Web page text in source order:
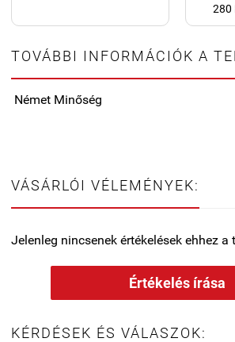
280
TOVÁBBI INFORMÁCIÓK A
Német Minőség
VÁSÁRLÓI VÉLEMÉNYEK:
Jelenleg nincsenek értékelések ehhez a
Értékelés írása
KÉRDÉSEK ÉS VÁLASZOK: